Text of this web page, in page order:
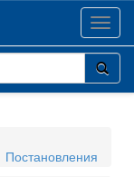
Постановления